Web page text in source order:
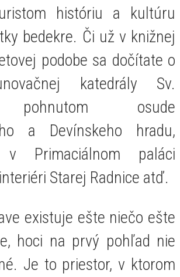
históriu a kultúru
bedekre. Či už v knižnej
podobe sa dočítate o
katedrály Sv.
pohnutom osude
a Devínskeho hradu,
v Primaciálnom paláci
Starej Radnice atď.
existuje ešte niečo ešte
hoci na prvý pohľad nie
Je to priestor, v ktorom